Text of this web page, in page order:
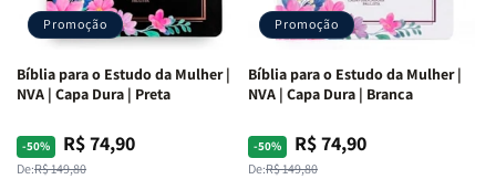
Promoção
Bíblia para o Estudo da Mulher |
NVA | Capa Dura | Preta
-50%
Preço
normal
De:R$ 149,80
Preço
promocional
R$ 74,90
Promoção
Bíblia para o Estudo da Mulher |
NVA | Capa Dura | Branca
-50%
Preço
normal
De:R$ 149,80
Preço
promocional
R$ 74,90